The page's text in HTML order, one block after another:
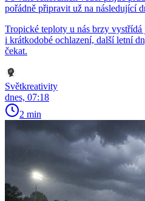
pořádně připravit už na následující
Tropické teploty u nás brzy
i krátkodobé ochlazení, další letní
čekat.
Světkreativity
dnes, 07:18
2 min